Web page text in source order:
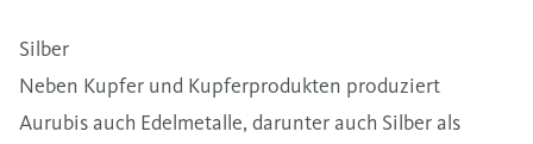
Silber
Neben Kupfer und Kupferprodukten produziert
Aurubis auch Edelmetalle, darunter auch Silber als